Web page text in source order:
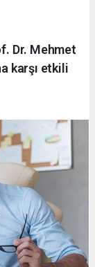
Dr. Mehmet
karşı etkili